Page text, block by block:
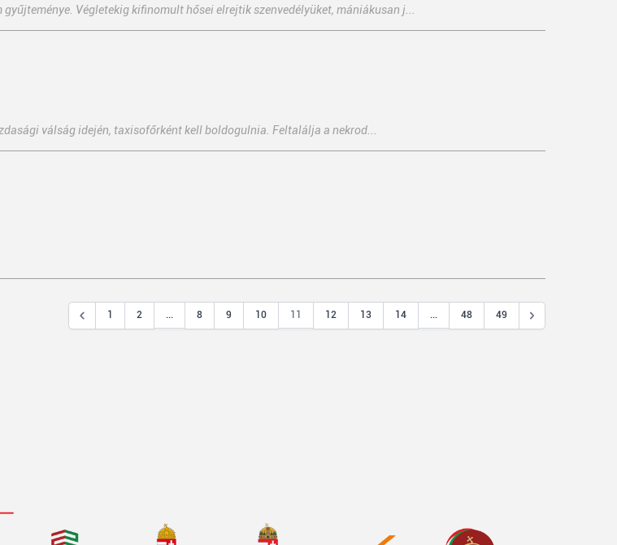
Végletekig kifinomult hősei elrejtik szenvedélyüket, mániákusan j...
válság idején, taxisofőrként kell boldogulnia. Feltalálja a nekrod...
1 2 ... 8 9 10 11 12 13 14 ... 48 49